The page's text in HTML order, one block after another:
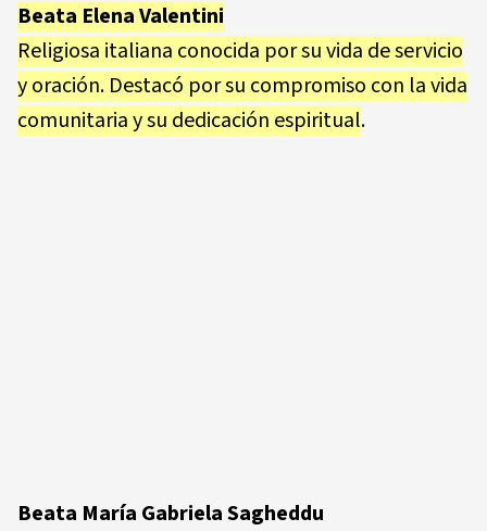
Beata Elena Valentini
Religiosa italiana conocida por su vida de servicio
y oración. Destacó por su compromiso con la vida
comunitaria y su dedicación espiritual.
Beata María Gabriela Sagheddu